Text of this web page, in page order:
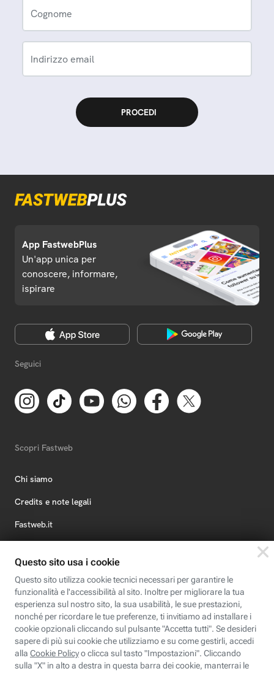
Cognome
Indirizzo email
App FastwebPlus
Un'app unica per
conoscere, informare,
ispirare
Seguici
Scopri Fastweb
Chi siamo
Credits e note legali
Fastweb.it
Fastweb Digital Academy
STEP FuturAbility District